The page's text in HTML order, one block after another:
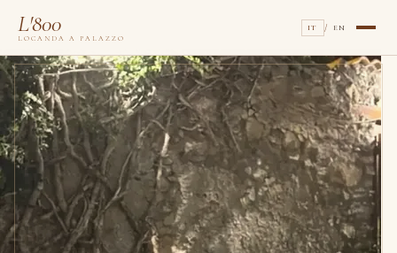
L'800
LOCANDA A PALAZZO
IT / EN